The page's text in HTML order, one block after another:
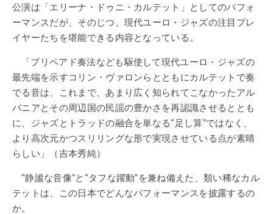
公演は「エリーナ・ドゥニ・カルテット」としてのパフォ
ーマンスだが、そのじつ、現代ユーロ・ジャズの注目プレ
イヤーたちを堪能できる内容となっている。
「プリペアド奏法なども駆使して現代ユーロ・ジャズの
最先端を示すコリン・ヴァロンらとともにカルテットで奏
でる音は、これまで、あまり広く知られてこなかったアル
バニアとその周辺国の民謡の豊かさを再認識させるととも
に、ジャズとトラッドの融合を単なる“足し算”ではなく、
より高次元かつスリリングな形で実現させている点が素晴
らしい」（吉本秀純）
“静謐な音像”と“タフな躍動”を兼ね備えた、類い稀なカル
テットは、この日本でどんなパフォーマンスを披露するの
か。